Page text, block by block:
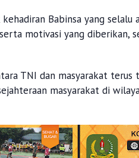
Babinsa yang
motivasi yang diberikan,
TNI dan masyarakat terus
masyarakat di